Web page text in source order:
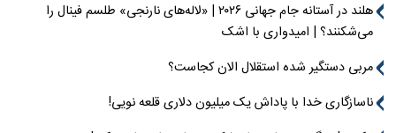
هلند در آستانه جام جهانی ۲۰۲۶ | «لاله‌های نارنجی» طلسم فینال را
می‌شکنند؟ | امیدواری با اشک
مربی دستگیر شده استقلال الان کجاست؟
ناسازگاری خدا با پاداش یک میلیون دلاری قلعه نویی!